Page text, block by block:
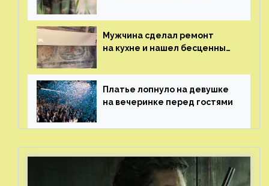
Мужчина сделал ремонт
на кухне и нашел бесценные
Платье лопнуло на девушке
на вечеринке перед гостями